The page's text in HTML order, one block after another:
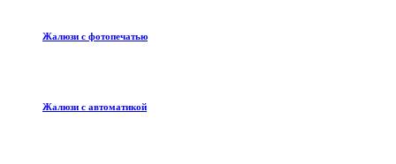
Жалюзи с фотопечатью
Жалюзи с автоматикой